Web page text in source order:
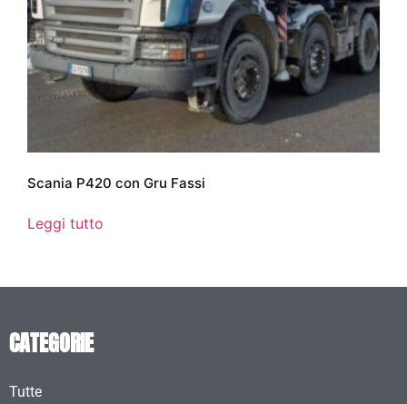
Scania P420 con Gru Fassi
Leggi tutto
CATEGORIE
Tutte